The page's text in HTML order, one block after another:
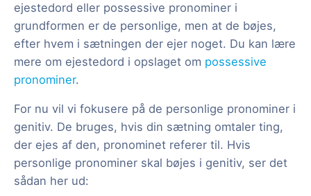
ejestedord eller possessive pronominer i
grundformen er de personlige, men at de bøjes,
efter hvem i sætningen der ejer noget. Du kan lære
mere om ejestedord i opslaget om possessive
pronominer.
For nu vil vi fokusere på de personlige pronominer i
genitiv. De bruges, hvis din sætning omtaler ting,
der ejes af den, pronominet referer til. Hvis
personlige pronominer skal bøjes i genitiv, ser det
sådan her ud: